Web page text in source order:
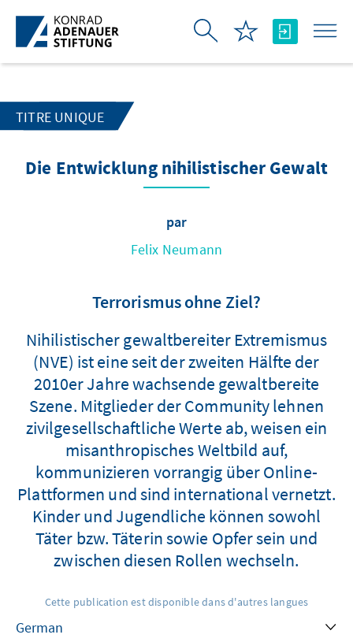
Saut au contenu principal
TITRE UNIQUE
Die Entwicklung nihilistischer Gewalt
par
Felix Neumann
Terrorismus ohne Ziel?
Nihilistischer gewaltbereiter Extremismus
(NVE) ist eine seit der zweiten Hälfte der
2010er Jahre wachsende gewaltbereite
Szene. Mitglieder der Community lehnen
zivilgesellschaftliche Werte ab, weisen ein
misanthropisches Weltbild auf,
kommunizieren vorrangig über Online-
Plattformen und sind international vernetzt.
Kinder und Jugendliche können sowohl
Täter bzw. Täterin sowie Opfer sein und
zwischen diesen Rollen wechseln.
Cette publication est disponible dans d'autres langues